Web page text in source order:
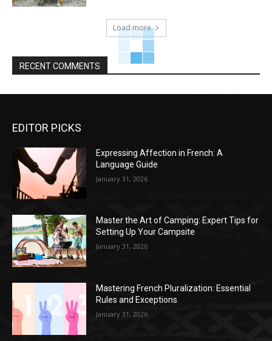
Load more
RECENT COMMENTS
EDITOR PICKS
Expressing Affection in French: A
Language Guide
January 31, 2026
Master the Art of Camping: Expert Tips for
Setting Up Your Campsite
January 31, 2026
Mastering French Pluralization: Essential
Rules and Exceptions
January 31, 2026